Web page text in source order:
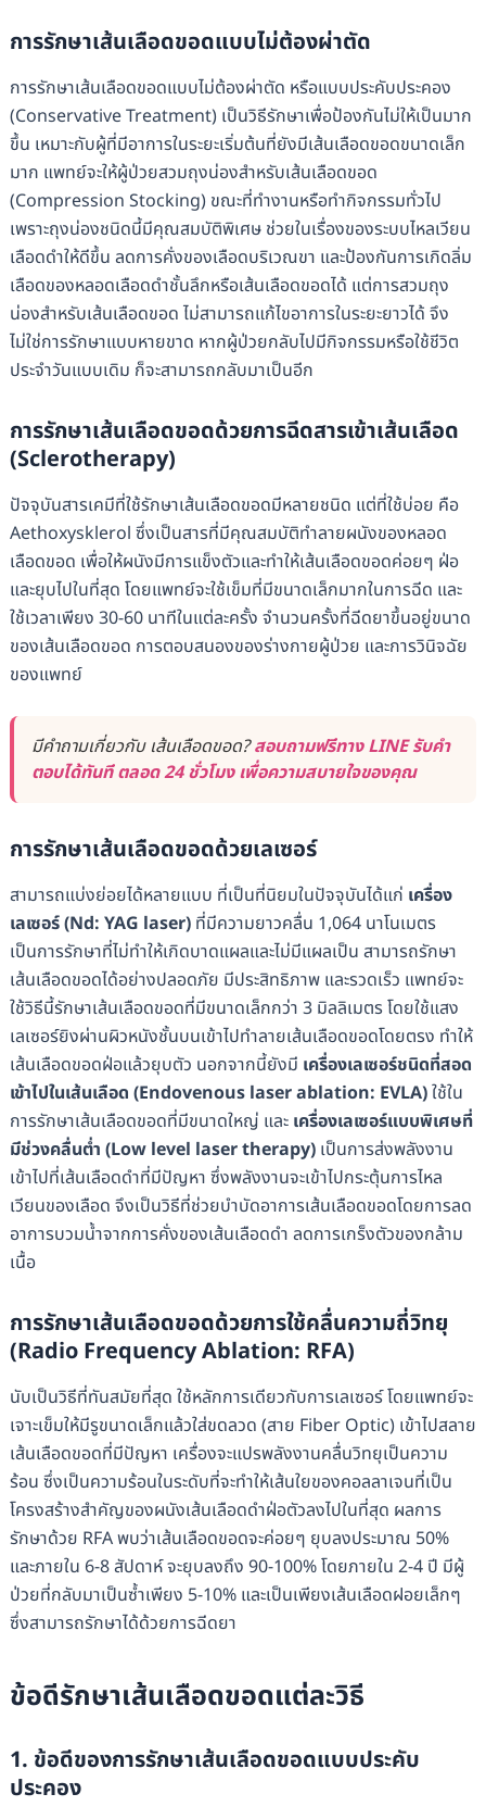
การรักษาเส้นเลือดขอดแบบไม่ต้องผ่าตัด
การรักษาเส้นเลือดขอดแบบไม่ต้องผ่าตัด หรือแบบประคับประคอง
(Conservative Treatment) เป็นวิธีรักษาเพื่อป้องกันไม่ให้เป็นมาก
ขึ้น เหมาะกับผู้ที่มีอาการในระยะเริ่มต้นที่ยังมีเส้นเลือดขอดขนาดเล็ก
มาก แพทย์จะให้ผู้ป่วยสวมถุงน่องสำหรับเส้นเลือดขอด
(Compression Stocking) ขณะที่ทำงานหรือทำกิจกรรมทั่วไป
เพราะถุงน่องชนิดนี้มีคุณสมบัติพิเศษ ช่วยในเรื่องของระบบไหลเวียน
เลือดดำให้ดีขึ้น ลดการคั่งของเลือดบริเวณขา และป้องกันการเกิดลิ่ม
เลือดของหลอดเลือดดำชั้นลึกหรือเส้นเลือดขอดได้ แต่การสวมถุง
น่องสำหรับเส้นเลือดขอด ไม่สามารถแก้ไขอาการในระยะยาวได้ จึง
ไม่ใช่การรักษาแบบหายขาด หากผู้ป่วยกลับไปมีกิจกรรมหรือใช้ชีวิต
ประจำวันแบบเดิม ก็จะสามารถกลับมาเป็นอีก
การรักษาเส้นเลือดขอดด้วยการฉีดสารเข้าเส้นเลือด
(Sclerotherapy)
ปัจจุบันสารเคมีที่ใช้รักษาเส้นเลือดขอดมีหลายชนิด แต่ที่ใช้บ่อย คือ
Aethoxysklerol ซึ่งเป็นสารที่มีคุณสมบัติทำลายผนังของหลอด
เลือดขอด เพื่อให้ผนังมีการแข็งตัวและทำให้เส้นเลือดขอดค่อยๆ ฝ่อ
และยุบไปในที่สุด โดยแพทย์จะใช้เข็มที่มีขนาดเล็กมากในการฉีด และ
ใช้เวลาเพียง 30-60 นาทีในแต่ละครั้ง จำนวนครั้งที่ฉีดยาขึ้นอยู่ขนาด
ของเส้นเลือดขอด การตอบสนองของร่างกายผู้ป่วย และการวินิจฉัย
ของแพทย์
มีคำถามเกี่ยวกับ เส้นเลือดขอด?สอบถามฟรีทาง LINE รับคำ
ตอบได้ทันที ตลอด 24 ชั่วโมง เพื่อความสบายใจของคุณ
การรักษาเส้นเลือดขอดด้วยเลเซอร์
สามารถแบ่งย่อยได้หลายแบบ ที่เป็นที่นิยมในปัจจุบันได้แก่ เครื่อง
เลเซอร์ (Nd: YAG laser)ที่มีความยาวคลื่น 1,064 นาโนเมตร
เป็นการรักษาที่ไม่ทำให้เกิดบาดแผลและไม่มีแผลเป็น สามารถรักษา
เส้นเลือดขอดได้อย่างปลอดภัย มีประสิทธิภาพ และรวดเร็ว แพทย์จะ
ใช้วิธีนี้รักษาเส้นเลือดขอดที่มีขนาดเล็กกว่า 3 มิลลิเมตร โดยใช้แสง
เลเซอร์ยิงผ่านผิวหนังชั้นบนเข้าไปทำลายเส้นเลือดขอดโดยตรง ทำให้
เส้นเลือดขอดฝ่อแล้วยุบตัว นอกจากนี้ยังมี เครื่องเลเซอร์ชนิดที่สอด
เข้าไปในเส้นเลือด (Endovenous laser ablation: EVLA)ใช้ใน
การรักษาเส้นเลือดขอดที่มีขนาดใหญ่ และ เครื่องเลเซอร์แบบพิเศษที่
มีช่วงคลื่นต่ำ (Low level laser therapy) เป็นการส่งพลังงาน
เข้าไปที่เส้นเลือดดำที่มีปัญหา ซึ่งพลังงานจะเข้าไปกระตุ้นการไหล
เวียนของเลือด จึงเป็นวิธีที่ช่วยบำบัดอาการเส้นเลือดขอดโดยการลด
อาการบวมน้ำจากการคั่งของเส้นเลือดดำ ลดการเกร็งตัวของกล้าม
เนื้อ
การรักษาเส้นเลือดขอดด้วยการใช้คลื่นความถี่วิทยุ
(Radio Frequency Ablation: RFA)
นับเป็นวิธีที่ทันสมัยที่สุด ใช้หลักการเดียวกับการเลเซอร์ โดยแพทย์จะ
เจาะเข็มให้มีรูขนาดเล็กแล้วใส่ขดลวด (สาย Fiber Optic) เข้าไปสลาย
เส้นเลือดขอดที่มีปัญหา เครื่องจะแปรพลังงานคลื่นวิทยุเป็นความ
ร้อน ซึ่งเป็นความร้อนในระดับที่จะทำให้เส้นใยของคอลลาเจนที่เป็น
โครงสร้างสำคัญของผนังเส้นเลือดดำฝ่อตัวลงไปในที่สุด ผลการ
รักษาด้วย RFA พบว่าเส้นเลือดขอดจะค่อยๆ ยุบลงประมาณ 50%
และภายใน 6-8 สัปดาห์ จะยุบลงถึง 90-100% โดยภายใน 2-4 ปี มีผู้
ป่วยที่กลับมาเป็นซ้ำเพียง 5-10% และเป็นเพียงเส้นเลือดฝอยเล็กๆ
ซึ่งสามารถรักษาได้ด้วยการฉีดยา
ข้อดีรักษาเส้นเลือดขอดแต่ละวิธี
1. ข้อดีของการรักษาเส้นเลือดขอดแบบประคับ
ประคอง